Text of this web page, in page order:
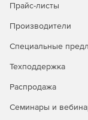
Экспорт
Прайс-листы
Производители
Специальные
Техподдержка
Распродажа
Семинары и